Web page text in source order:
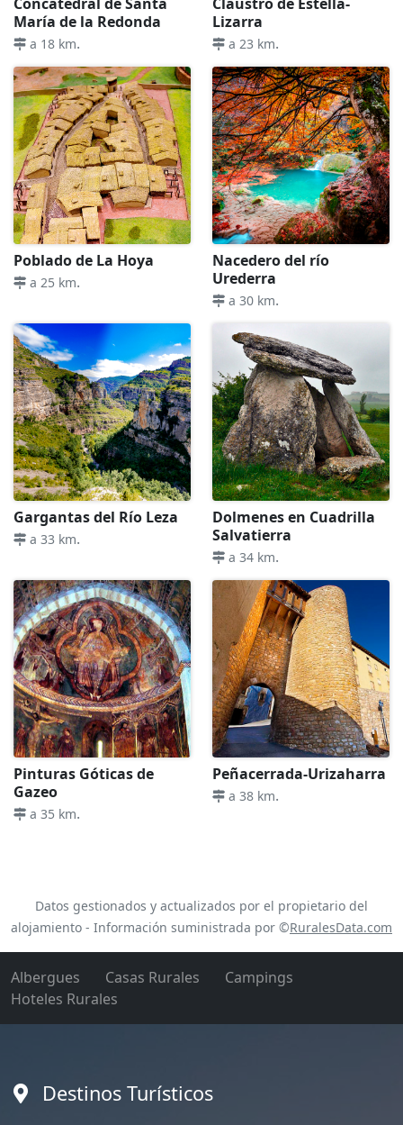
María de la Redonda
a 18 km.
Lizarra
a 23 km.
Poblado de La Hoya
a 25 km.
Nacedero del río
Urederra
a 30 km.
Gargantas del Río Leza
a 33 km.
Dolmenes en Cuadrilla
Salvatierra
a 34 km.
Pinturas Góticas de
Gazeo
a 35 km.
Peñacerrada-Urizaharra
a 38 km.
Datos gestionados y actualizados por el propietario del
alojamiento - Información suministrada por ©RuralesData.com
Albergues Casas Rurales
Campings
Hoteles Rurales
Destinos Turísticos